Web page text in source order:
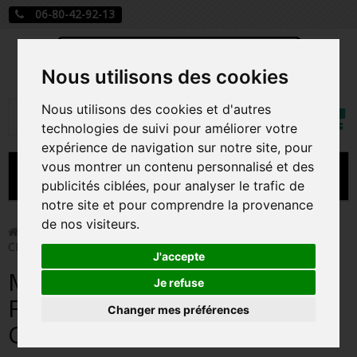
Nous utilisons des cookies
Nous utilisons des cookies et d'autres
technologies de suivi pour améliorer votre
expérience de navigation sur notre site, pour
vous montrer un contenu personnalisé et des
publicités ciblées, pour analyser le trafic de
notre site et pour comprendre la provenance
de nos visiteurs.
J'accepte
Je refuse
Changer mes préférences
06-80-42-92-13
Rechercher
Mon
MENU
CARTE A JOUER
PRÉCOMMANDE FIGURINES POP
FIGURINES POP MANGA
FIGURINES POP DISNEY
FIGURINES POP MARVEL
Carte a jouer >
MASS GIFT BOX LORCANA FABULEUX
CHAPITRE 9 / CARTE VF
MASS GIFT BOX LORCANA
FABULEUX CHAPITRE 9 /
CARTE VF